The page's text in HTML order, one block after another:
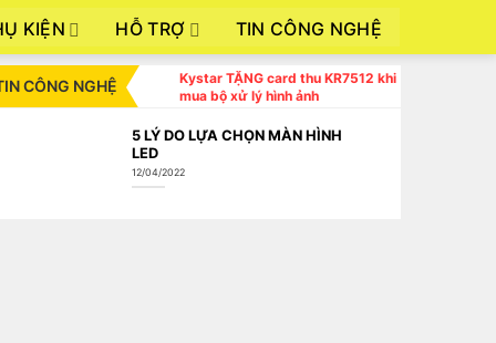
KIỆN HỖ TRỢ TIN CÔNG NGHỆ
CÔNG NGHỆ
Kystar TẶNG card thu KR7512 khi
mua bộ xử lý hình ảnh
5 LÝ DO LỰA CHỌN MÀN HÌNH
LED
12/04/2022